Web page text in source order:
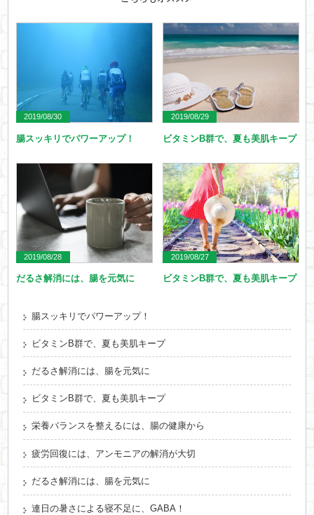
2019/08/30
腸スッキリでパワーアップ！
2019/08/29
ビタミンB群で、夏も美肌キープ
2019/08/28
だるさ解消には、腸を元気に
2019/08/27
ビタミンB群で、夏も美肌キープ
腸スッキリでパワーアップ！
ビタミンB群で、夏も美肌キープ
だるさ解消には、腸を元気に
ビタミンB群で、夏も美肌キープ
栄養バランスを整えるには、腸の健康から
疲労回復には、アンモニアの解消が大切
だるさ解消には、腸を元気に
連日の暑さによる寝不足に、GABA！